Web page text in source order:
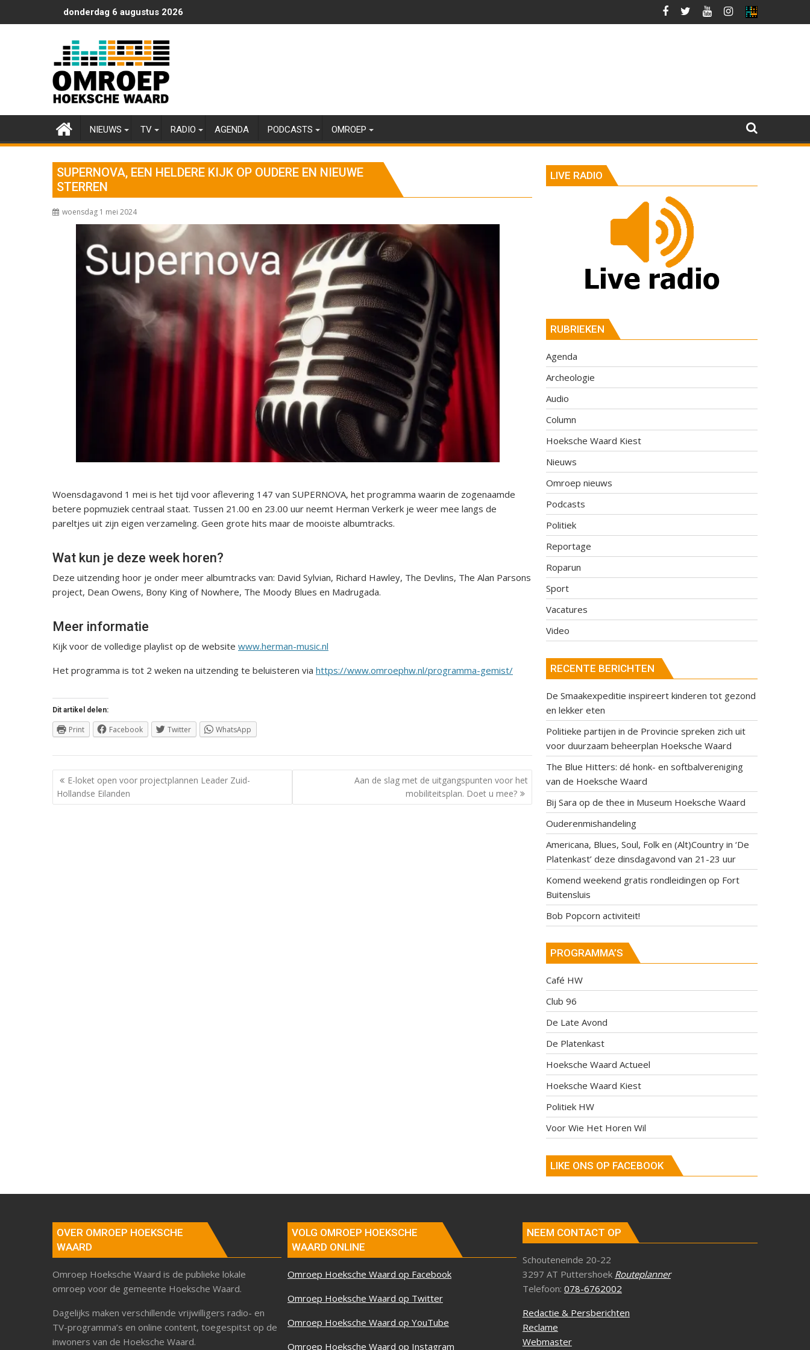
naar
donderdag 6 augustus 2026
NIEUWS TV RADIO AGENDA PODCASTS OMROEP
SUPERNOVA, EEN HELDERE KIJK OP OUDERE EN NIEUWE
STERREN
woensdag 1 mei 2024
Woensdagavond 1 mei is het tijd voor aflevering 147 van SUPERNOVA, het programma waarin de zogenaamde
betere popmuziek centraal staat. Tussen 21.00 en 23.00 uur neemt Herman Verkerk je weer mee langs de
pareltjes uit zijn eigen verzameling. Geen grote hits maar de mooiste albumtracks.
Wat kun je deze week horen?
Deze uitzending hoor je onder meer albumtracks van: David Sylvian, Richard Hawley, The Devlins, The Alan Parsons
project, Dean Owens, Bony King of Nowhere, The Moody Blues en Madrugada.
Meer informatie
Kijk voor de volledige playlist op de website www.herman-music.nl
Het programma is tot 2 weken na uitzending te beluisteren via https://www.omroephw.nl/programma-gemist/
Dit artikel delen:
Print Facebook Twitter WhatsApp
Berichtnavigatie
E-loket open voor projectplannen Leader Zuid-
Hollandse Eilanden
Aan de slag met de uitgangspunten voor het
mobiliteitsplan. Doet u mee?
LIVE RADIO
RUBRIEKEN
Agenda
Archeologie
Audio
Column
Hoeksche Waard Kiest
Nieuws
Omroep nieuws
Podcasts
Politiek
Reportage
Roparun
Sport
Vacatures
Video
RECENTE BERICHTEN
De Smaakexpeditie inspireert kinderen tot gezond
en lekker eten
Politieke partijen in de Provincie spreken zich uit
voor duurzaam beheerplan Hoeksche Waard
The Blue Hitters: dé honk- en softbalvereniging
van de Hoeksche Waard
Bij Sara op de thee in Museum Hoeksche Waard
Ouderenmishandeling
Americana, Blues, Soul, Folk en (Alt)Country in ‘De
Platenkast’ deze dinsdagavond van 21-23 uur
Komend weekend gratis rondleidingen op Fort
Buitensluis
Bob Popcorn activiteit!
PROGRAMMA’S
Café HW
Club 96
De Late Avond
De Platenkast
Hoeksche Waard Actueel
Hoeksche Waard Kiest
Politiek HW
Voor Wie Het Horen Wil
LIKE ONS OP FACEBOOK
OVER OMROEP HOEKSCHE
WAARD
Omroep Hoeksche Waard is de publieke lokale
omroep voor de gemeente Hoeksche Waard.
Dagelijks maken verschillende vrijwilligers radio- en
TV-programma’s en online content, toegespitst op de
inwoners van de Hoeksche Waard.
VOLG OMROEP HOEKSCHE
WAARD ONLINE
Omroep Hoeksche Waard op Facebook
Omroep Hoeksche Waard op Twitter
Omroep Hoeksche Waard op YouTube
Omroep Hoeksche Waard op Instagram
NEEM CONTACT OP
Schouteneinde 20-22
3297 AT Puttershoek Routeplanner
Telefoon: 078-6762002
Redactie & Persberichten
Reclame
Webmaster